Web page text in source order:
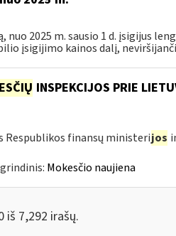
2025 m. sausio 1 d. įsigijus
įsigijimo kainos dalį,
INSPEKCIJOS PRIE
Respublikos finansų ministerijos
Mokesčio naujiena
iš 7,292 irašų.